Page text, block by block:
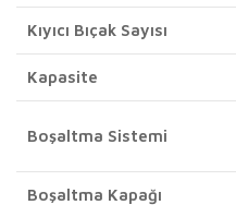
Kıyıcı Bıçak Sayısı
Kapasite
Boşaltma Sistemi
Boşaltma Kapağı